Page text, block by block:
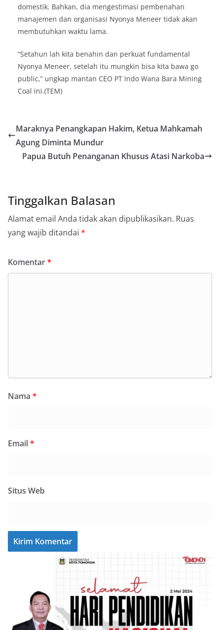
domestik. Bahkan, dia mengestimasi pembenahan
manajemen dan organisasi Nyonya Meneer tidak akan
membutuhkan waktu lama.
“Setahun lah kita benahin dan perkuat fundamental
Nyonya Meneer, setelah itu mungkin bisa kita bawa go
public,” ungkap mantan CEO PT Indo Wana Bara Mining
Coal ini.(TEM)
Maraknya Penangkapan Hakim, Ketua Mahkamah
Agung Diminta Mundur
Papua Butuh Penanganan Khusus Atasi Narkoba
Tinggalkan Balasan
Alamat email Anda tidak akan dipublikasikan. Ruas
yang wajib ditandai *
Komentar*
Nama *
Email*
Situs Web